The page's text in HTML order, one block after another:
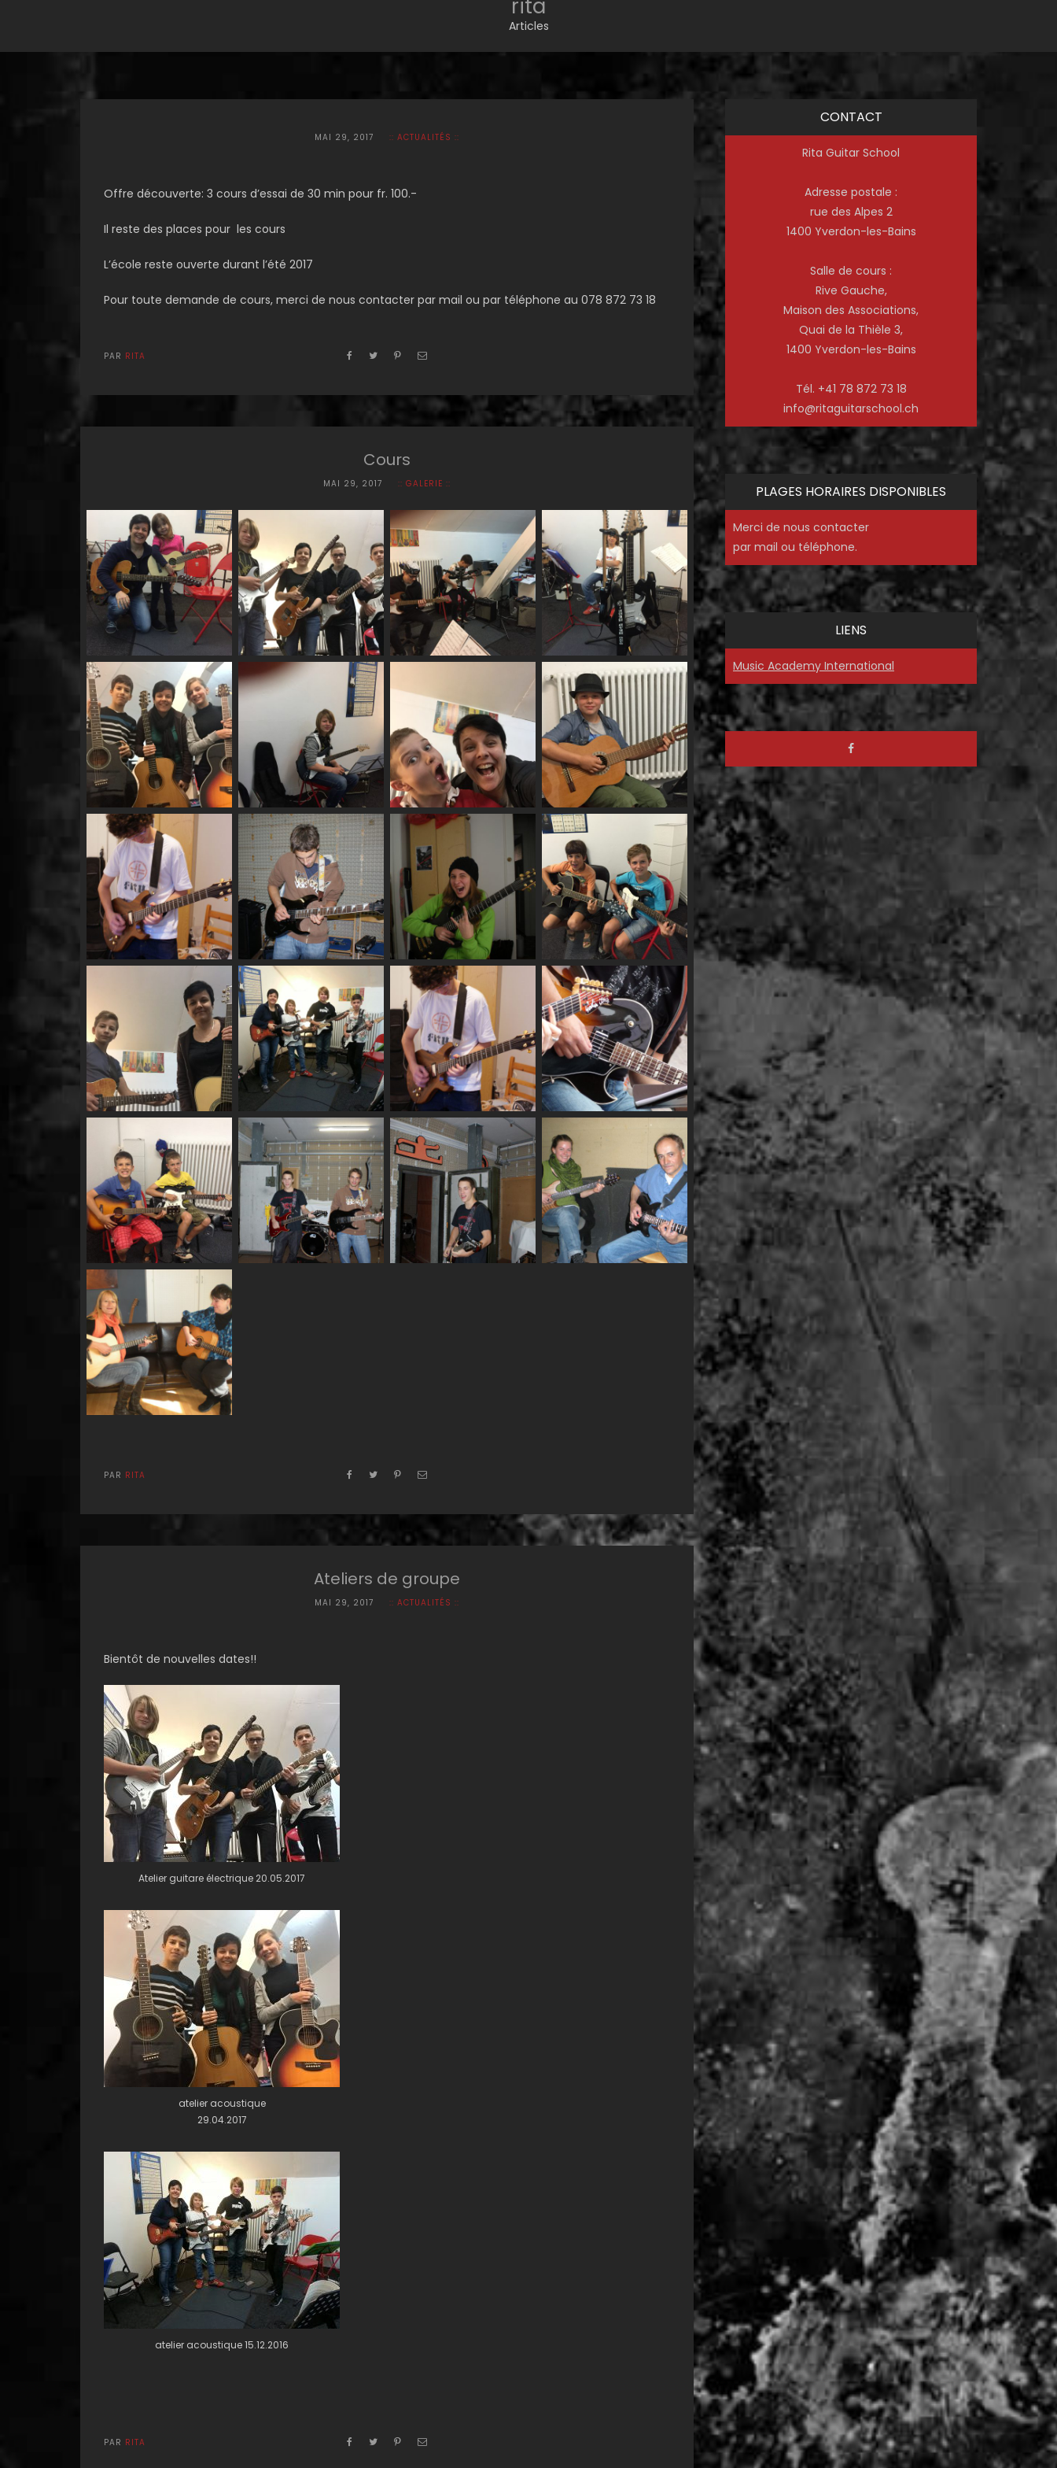
:: Galerie ::
:: Évènements ::
:: Règlement et tarifs ::
rita
Articles
MAI 29, 2017 :: ACTUALITÉS ::
Offre découverte: 3 cours d’essai de 30 min pour fr. 100.-
Il reste des places pour les cours
L’école reste ouverte durant l’été 2017
Pour toute demande de cours, merci de nous contacter par mail ou par téléphone au 078 872 73 18
PAR RITA
Cours
MAI 29, 2017 :: GALERIE ::
PAR RITA
Ateliers de groupe
MAI 29, 2017 :: ACTUALITÉS ::
Bientôt de nouvelles dates!!
Atelier guitare électrique 20.05.2017
atelier acoustique
29.04.2017
atelier acoustique 15.12.2016
PAR RITA
CONTACT
Rita Guitar School
Adresse postale :
rue des Alpes 2
1400 Yverdon-les-Bains
Salle de cours :
Rive Gauche,
Maison des Associations,
Quai de la Thièle 3,
1400 Yverdon-les-Bains
Tél. +41 78 872 73 18
info@ritaguitarschool.ch
PLAGES HORAIRES DISPONIBLES
Merci de nous contacter
par mail ou téléphone.
LIENS
Music Academy International